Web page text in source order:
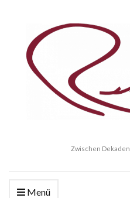
Zwischen
Menü